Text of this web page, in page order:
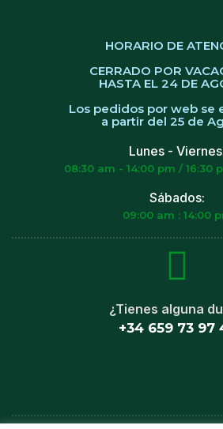
HORARIO DE
CERRADO POR
HASTA EL 24 DE
Los pedidos por web se
a partir del 25 de
Lunes -
08:30 am - 14:00 pm / 16:30
Sábados:
09:00 am : 14:00
¿Tienes alguna
+34 659 73 97